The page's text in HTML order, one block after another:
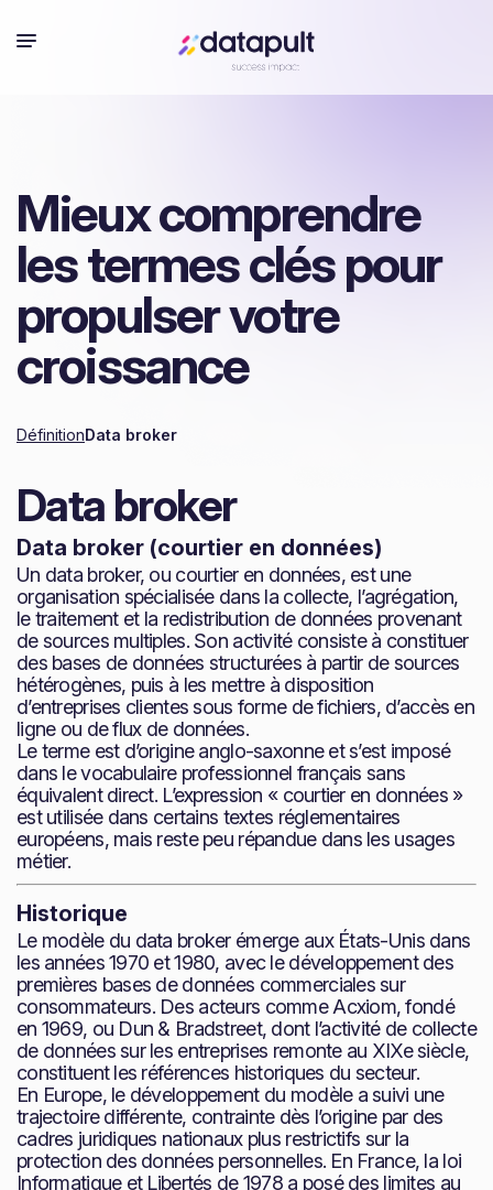
Mieux comprendre
les termes clés pour
propulser votre
croissance
DéfinitionData broker
Data broker
Data broker (courtier en données)
Un data broker, ou courtier en données, est une
organisation spécialisée dans la collecte, l’agrégation,
le traitement et la redistribution de données provenant
de sources multiples. Son activité consiste à constituer
des bases de données structurées à partir de sources
hétérogènes, puis à les mettre à disposition
d’entreprises clientes sous forme de fichiers, d’accès en
ligne ou de flux de données.
Le terme est d’origine anglo-saxonne et s’est imposé
dans le vocabulaire professionnel français sans
équivalent direct. L’expression « courtier en données »
est utilisée dans certains textes réglementaires
européens, mais reste peu répandue dans les usages
métier.
Historique
Le modèle du data broker émerge aux États-Unis dans
les années 1970 et 1980, avec le développement des
premières bases de données commerciales sur
consommateurs. Des acteurs comme Acxiom, fondé
en 1969, ou Dun & Bradstreet, dont l’activité de collecte
de données sur les entreprises remonte au XIXe siècle,
constituent les références historiques du secteur.
En Europe, le développement du modèle a suivi une
trajectoire différente, contrainte dès l’origine par des
cadres juridiques nationaux plus restrictifs sur la
protection des données personnelles. En France, la loi
Informatique et Libertés de 1978 a posé des limites au